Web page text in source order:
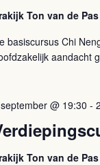
Ton van de Pas
basiscursus Chi
aandacht
@ 19:30 -
Ton van de Pas